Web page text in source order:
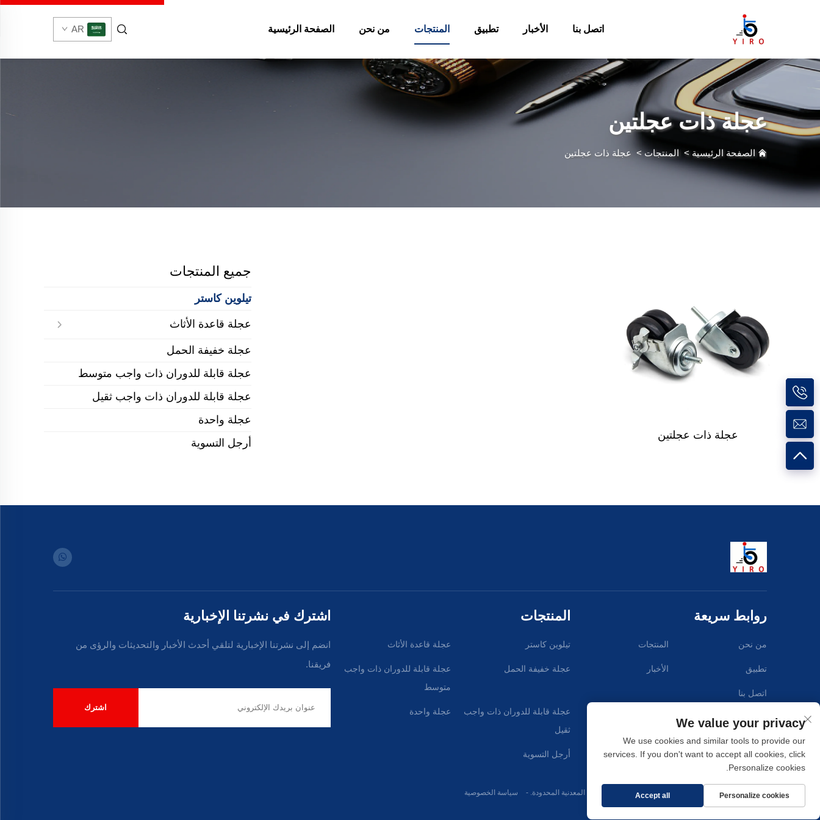
الصفحة الرئيسية من نحن المنتجات تطبيق الأخبار اتصل بنا AR
عجلة ذات عجلتين
الصفحة الرئيسية >المنتجات> عجلة ذات عجلتين
جميع المنتجات
تيلوين كاستر
عجلة قاعدة الأثاث
عجلة خفيفة الحمل
عجلة قابلة للدوران ذات واجب متوسط
عجلة قابلة للدوران ذات واجب ثقيل
عجلة واحدة
أرجل التسوية
عجلة ذات عجلتين
روابط سريعة
من نحن المنتجات
تطبيق الأخبار
اتصل بنا
المنتجات
تيلوين كاستر عجلة قاعدة الأثاث
عجلة خفيفة الحمل
عجلة قابلة للدوران ذات واجب
متوسط
عجلة قابلة للدوران ذات واجب
ثقيل
عجلة واحدة
أرجل التسوية
اشترك في نشرتنا الإخبارية
انضم إلى نشرتنا الإخبارية لتلقي أحدث الأخبار والتحديثات والرؤى من
فريقنا.
اشترك
حقوق النشر © 2025 بواسطة شركة شيامن ييرونغ للصناعات المعدنية المحدودة. - سياسة الخصوصية
We value your privacy
We use cookies and similar tools to provide our
services. If you don't want to accept all cookies, click
Personalize cookies.
Personalize cookies
Accept all